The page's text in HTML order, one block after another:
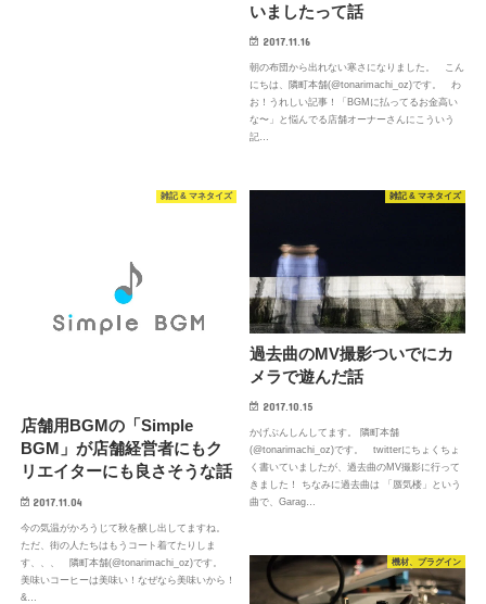
いましたって話
2017.11.16
朝の布団から出れない寒さになりました。 こん
にちは、隣町本舗(@tonarimachi_oz)です。 わ
お！うれしい記事！「BGMに払ってるお金高い
な〜」と悩んでる店舗オーナーさんにこういう
記…
雑記 & マネタイズ
店舗用BGMの「Simple
BGM」が店舗経営者にもク
リエイターにも良さそうな話
2017.11.04
今の気温がかろうじて秋を醸し出してますね。
ただ、街の人たちはもうコート着てたりしま
す、、、 隣町本舗(@tonarimachi_oz)です。
美味いコーヒーは美味い！なぜなら美味いから！
&…
雑記 & マネタイズ
過去曲のMV撮影ついでにカ
メラで遊んだ話
2017.10.15
かげぶんしんしてます。 隣町本舗
(@tonarimachi_oz)です。 twitterにちょくちょ
く書いていましたが、過去曲のMV撮影に行って
きました！ ちなみに過去曲は 「蜃気楼」という
曲で、Garag…
機材、プラグイン